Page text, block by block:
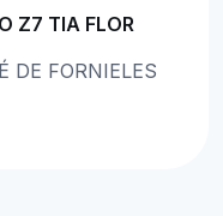
Z7 TIA FLOR
DE FORNIELES